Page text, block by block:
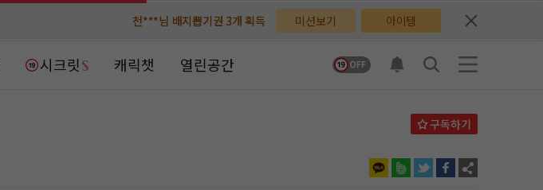
천***님 배지뽑기권 3개 획득
천***님 배지뽑기권 3개 획득
메**님 노벨패스 체험권 3일 획득
메**님 노벨패스 체험권 3일 획득
미션보기 아이템
시크릿 캐릭챗 열린공간